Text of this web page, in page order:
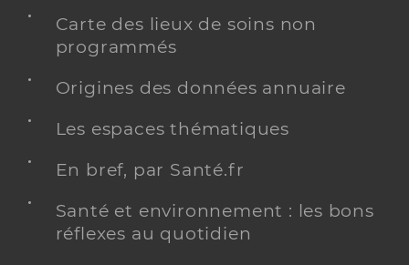
Carte des lieux de soins non
programmés
Origines des données annuaire
Les espaces thématiques
En bref, par Santé.fr
Santé et environnement : les bons
réflexes au quotidien